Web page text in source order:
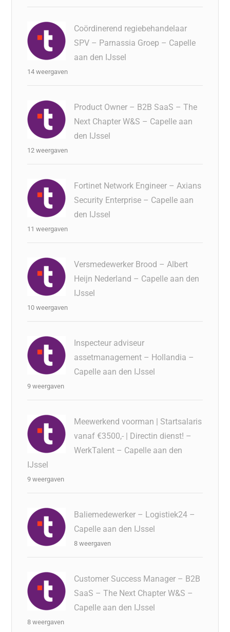
Coördinerend regiebehandelaar
SPV – Parnassia Groep – Capelle
aan den IJssel
14 weergaven
Product Owner – B2B SaaS – The
Next Chapter W&S – Capelle aan
den IJssel
12 weergaven
Fortinet Network Engineer – Axians
Security Enterprise – Capelle aan
den IJssel
11 weergaven
Versmedewerker Brood – Albert
Heijn Nederland – Capelle aan den
IJssel
10 weergaven
Inspecteur adviseur
assetmanagement – Hollandia –
Capelle aan den IJssel
9 weergaven
Meewerkend voorman | Startsalaris
vanaf €3500,- | Directin dienst! –
WerkTalent – Capelle aan den
IJssel
9 weergaven
Baliemedewerker – Logistiek24 –
Capelle aan den IJssel
8 weergaven
Customer Success Manager – B2B
SaaS – The Next Chapter W&S –
Capelle aan den IJssel
8 weergaven